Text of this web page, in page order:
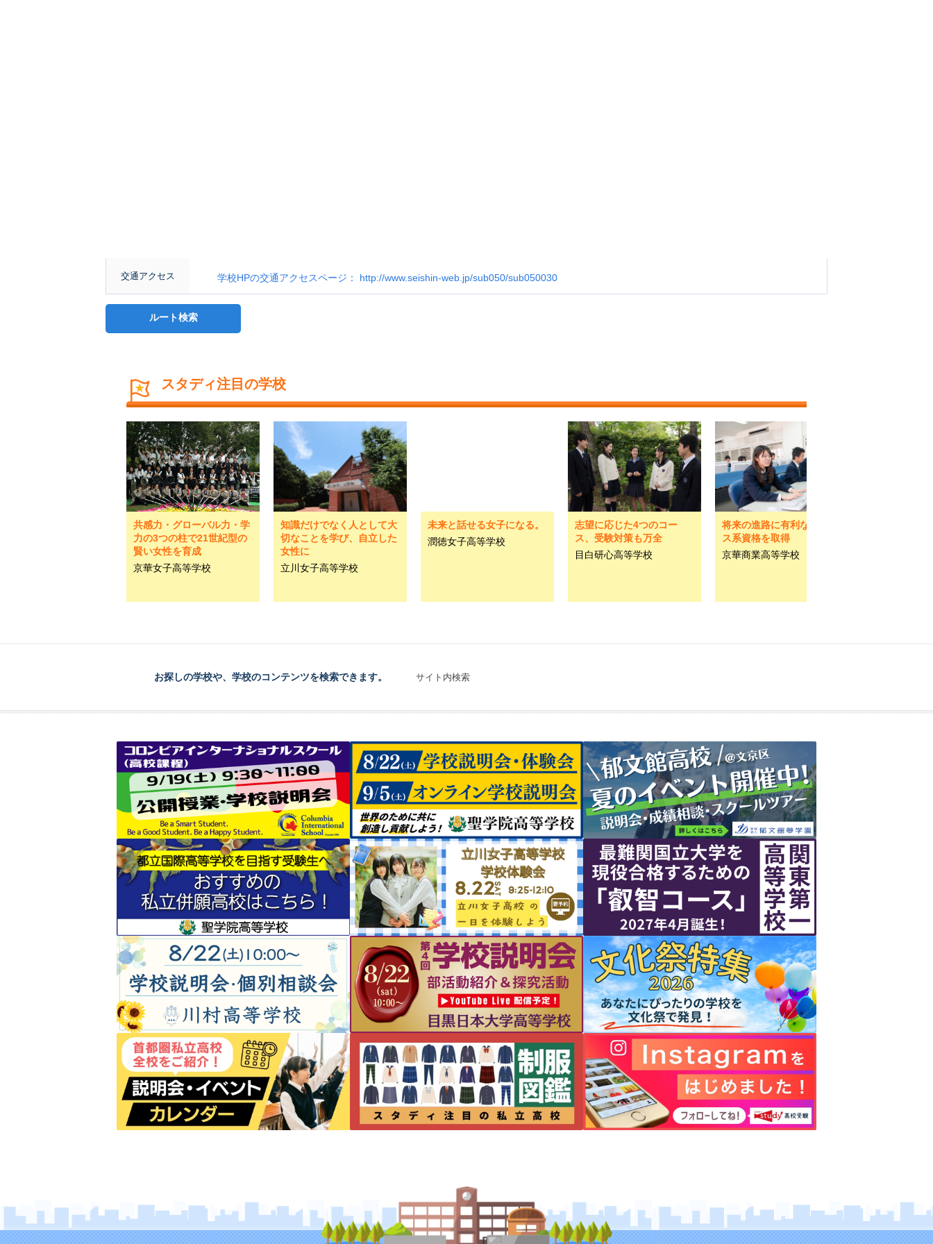
交通アクセス 学校HPの交通アクセスページ： http://www.seishin-web.jp/sub050/sub050030
ルート検索
スタディ注目の学校
共感力・グローバル力・学
力の3つの柱で21世紀型の
賢い女性を育成
京華女子高等学校
知識だけでなく人として大
切なことを学び、自立した
女性に
立川女子高等学校
未来と話せる女子になる。
潤徳女子高等学校
志望に応じた4つのコー
ス、受験対策も万全
目白研心高等学校
将来の進路に有利なビジネ
ス系資格を取得
京華商業高等学校
お探しの学校や、学校のコンテンツを検索できます。 サイト内検索